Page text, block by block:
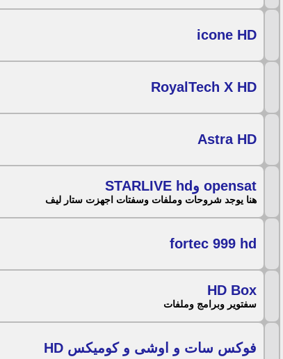
icone HD
RoyalTech X HD
Astra HD
opensat وSTARLIVE hd
هنا يوجد شروحات وملفات وسفتات اجهزت ستار ليف
fortec 999 hd
HD Box
سفتوير وبرامج وملفات
فوكس سات و اوشى و كوميكس HD